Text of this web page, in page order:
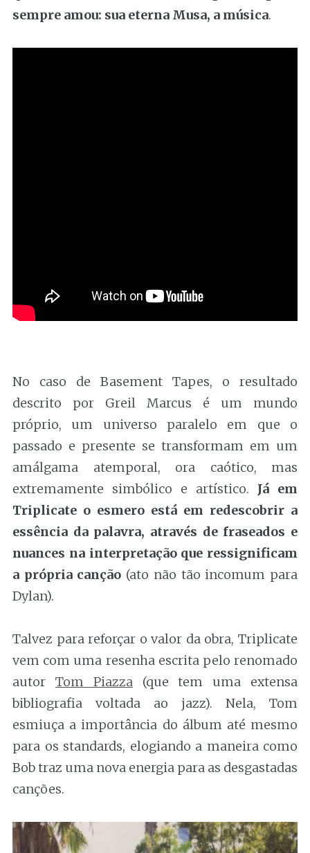
sempre amou: sua eterna Musa, a música.
No caso de Basement Tapes, o resultado
descrito por Greil Marcus é um mundo
próprio, um universo paralelo em que o
passado e presente se transformam em um
amálgama atemporal, ora caótico, mas
extremamente simbólico e artístico. Já em
Triplicate o esmero está em redescobrir a
essência da palavra, através de fraseados e
nuances na interpretação que ressignificam
a própria canção (ato não tão incomum para
Dylan).
Talvez para reforçar o valor da obra, Triplicate
vem com uma resenha escrita pelo renomado
autor Tom Piazza(que tem uma extensa
bibliografia voltada ao jazz). Nela, Tom
esmiuça a importância do álbum até mesmo
para os standards, elogiando a maneira como
Bob traz uma nova energia para as desgastadas
canções.